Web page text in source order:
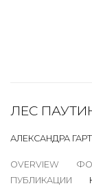
ЛЕС
АЛЕКСАНДРА ГАРТ
OVERVIEW
ПУБЛИКАЦИИ